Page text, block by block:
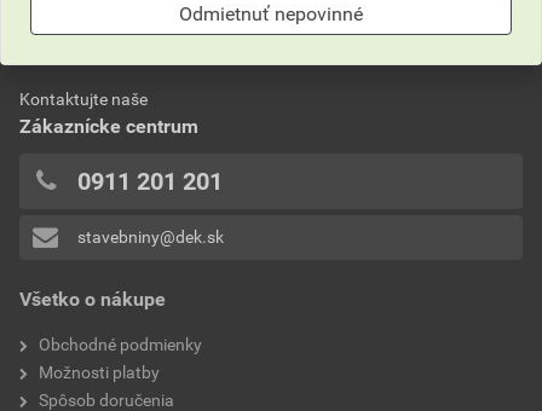
Všetko o nákupe
Obchodné podmienky
Možnosti platby
Spôsob doručenia
Kontaktujte naše
Zákaznícke centrum
0911 201 201
stavebniny@dek.sk
Odmietnuť nepovinné